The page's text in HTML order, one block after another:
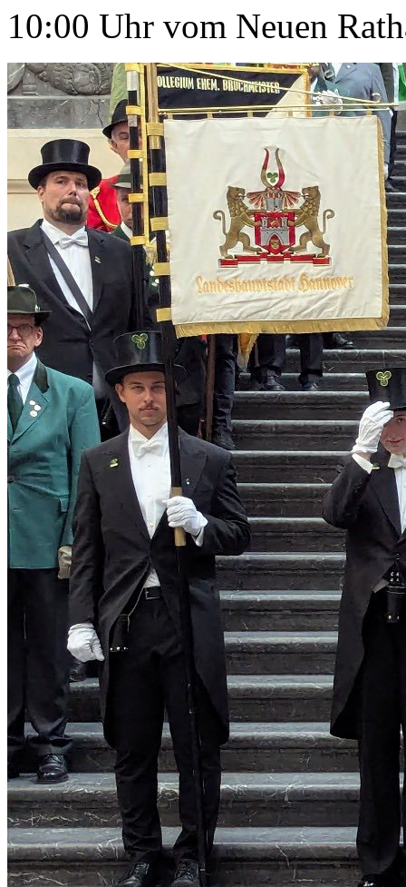
10:00 Uhr vom Neuen